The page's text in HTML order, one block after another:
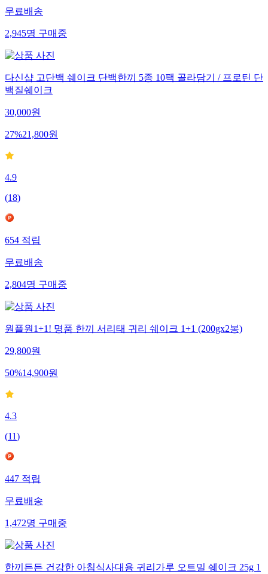
무료배송
2,945명구매중
다신샵 고단백 쉐이크 단백한끼 5종 10팩 골라담기 / 프로틴 단
백질쉐이크
30,000원
27%21,800원
4.9
(18)
654적립
무료배송
2,804명구매중
원플원1+1! 명품 한끼 서리태 귀리 쉐이크 1+1 (200gx2봉)
29,800원
50%14,900원
4.3
(11)
447적립
무료배송
1,472명구매중
한끼든든 건강한 아침식사대용 귀리가루 오트밀 쉐이크 25g 1